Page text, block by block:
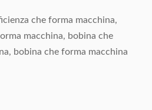
che forma macchina,
macchina, bobina che
bobina che forma macchina